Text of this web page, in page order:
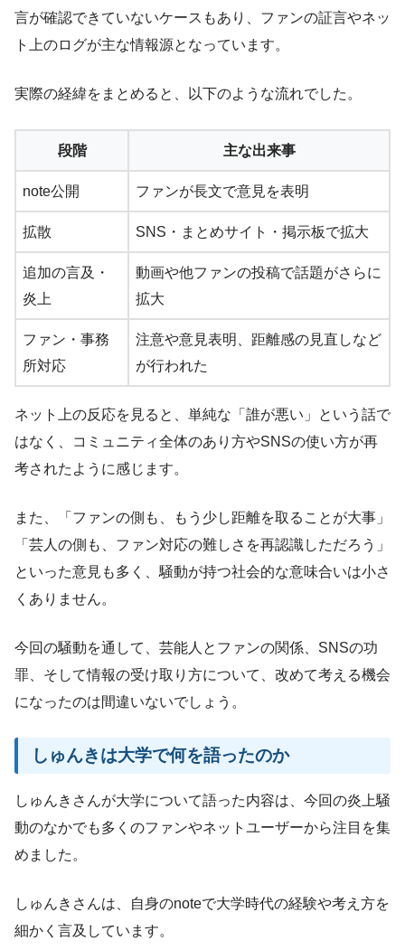
言が確認できていないケースもあり、ファンの証言やネッ
ト上のログが主な情報源となっています。
実際の経緯をまとめると、以下のような流れでした。
段階 主な出来事
note公開 ファンが長文で意見を表明
拡散 SNS・まとめサイト・掲示板で拡大
追加の言及・
炎上
動画や他ファンの投稿で話題がさらに
拡大
ファン・事務
所対応
注意や意見表明、距離感の見直しなど
が行われた
ネット上の反応を見ると、単純な「誰が悪い」という話で
はなく、コミュニティ全体のあり方やSNSの使い方が再
考されたように感じます。
また、「ファンの側も、もう少し距離を取ることが大事」
「芸人の側も、ファン対応の難しさを再認識しただろう」
といった意見も多く、騒動が持つ社会的な意味合いは小さ
くありません。
今回の騒動を通して、芸能人とファンの関係、SNSの功
罪、そして情報の受け取り方について、改めて考える機会
になったのは間違いないでしょう。
しゅんきは大学で何を語ったのか
しゅんきさんが大学について語った内容は、今回の炎上騒
動のなかでも多くのファンやネットユーザーから注目を集
めました。
しゅんきさんは、自身のnoteで大学時代の経験や考え方を
細かく言及しています。